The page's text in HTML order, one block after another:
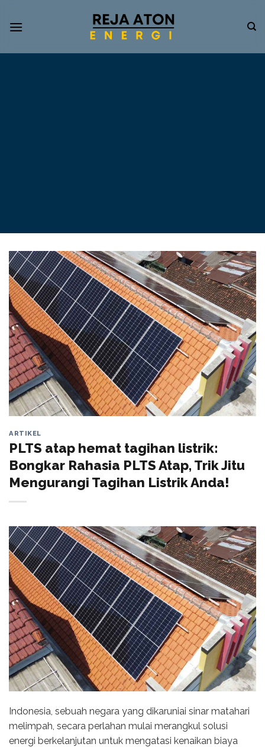
Informasi
ARTIKEL
PLTS atap hemat tagihan listrik:
Bongkar Rahasia PLTS Atap, Trik Jitu
Mengurangi Tagihan Listrik Anda!
Indonesia, sebuah negara yang dikaruniai sinar matahari
melimpah, secara perlahan mulai merangkul solusi
energi berkelanjutan untuk mengatasi kenaikan biaya